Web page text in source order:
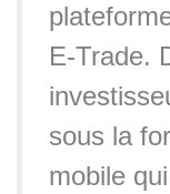
E-Trade.
sous la
mobile